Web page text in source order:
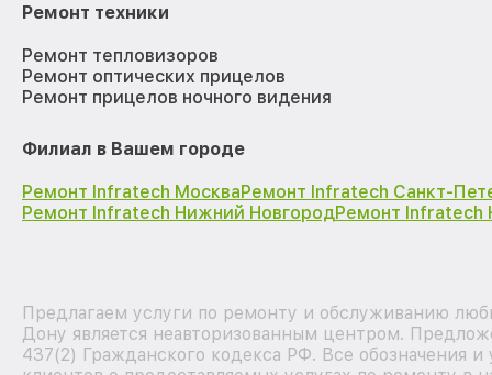
Ремонт техники
Ремонт тепловизоров
Ремонт оптических прицелов
Ремонт прицелов ночного видения
Филиал в Вашем городе
Ремонт Infratech МоскваРемонт Infratech Санкт-
Ремонт Infratech Нижний НовгородРемонт Infratech
Предлагаем услуги по ремонту и обслуживанию
Дону является неавторизованным центром.
437(2) Гражданского кодекса РФ. Все обозначения